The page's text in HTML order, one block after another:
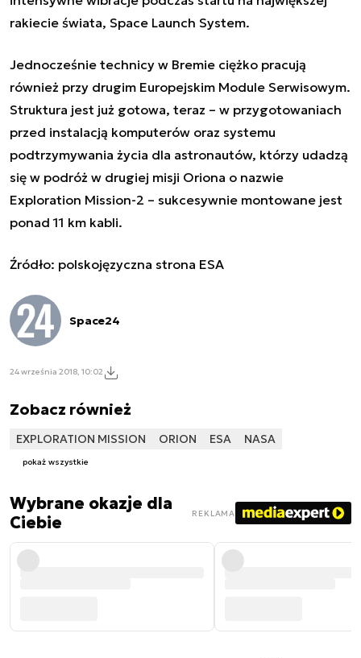
rakiecie świata, Space Launch System.
Jednocześnie technicy w Bremie ciężko pracują
również przy drugim Europejskim Module Serwisowym.
Struktura jest już gotowa, teraz – w przygotowaniach
przed instalacją komputerów oraz systemu
podtrzymywania życia dla astronautów, którzy udadzą
się w podróż w drugiej misji Oriona o nazwie
Exploration Mission-2 – sukcesywnie montowane jest
ponad 11 km kabli.
Źródło: polskojęzyczna strona ESA
Space24
24 września 2018, 10:02
Zobacz również
EXPLORATION MISSION ORION ESA NASA
pokaż wszystkie
Wybrane okazje dla
Ciebie
REKLAMA